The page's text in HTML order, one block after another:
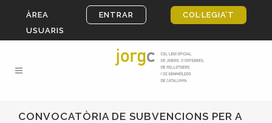
ÀREA
USUARIS
ENTRAR COL·LEGIA’T
CONVOCATÒRIA DE SUBVENCIONS PER A